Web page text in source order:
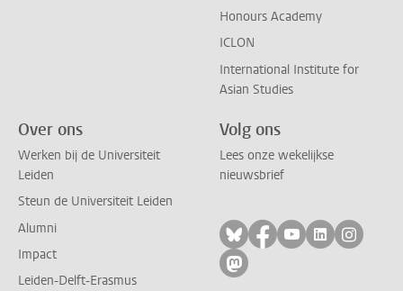
Honours Academy
ICLON
International Institute for
Asian Studies
Over ons
Werken bij de Universiteit
Leiden
Steun de Universiteit Leiden
Alumni
Impact
Leiden-Delft-Erasmus
Volg ons
Lees onze wekelijkse
nieuwsbrief
Volg ons op bluesky
Volg ons op
Volg ons op
Volg ons
Volg
Volg ons op mastodon